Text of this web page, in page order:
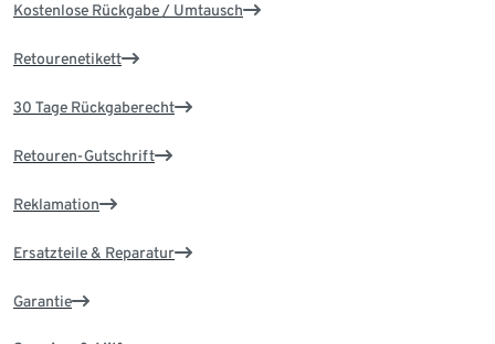
Kostenlose Rückgabe / Umtausch
Retourenetikett
30 Tage Rückgaberecht
Retouren-Gutschrift
Reklamation
Ersatzteile & Reparatur
Garantie